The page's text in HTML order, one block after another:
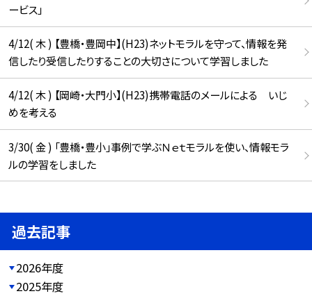
ービス」
4/12( 木 ) 【豊橋・豊岡中】(H23)ネットモラルを守って、情報を発
信したり受信したりすることの大切さについて学習しました
4/12( 木 ) 【岡崎・大門小】(H23)携帯電話のメールによる いじ
めを考える
3/30( 金 ) 「豊橋・豊小」事例で学ぶＮｅｔモラルを使い、情報モラ
ルの学習をしました
過去記事
2026年度
2025年度